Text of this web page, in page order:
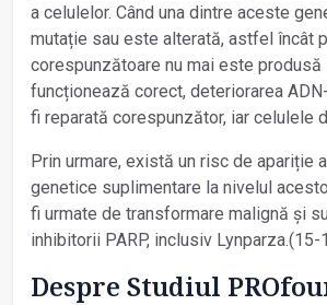
a celulelor. Când una dintre aceste
mutație sau este alterată, astfel încât
corespunzătoare nu mai este produsă
funcționează corect, deteriorarea
fi reparată corespunzător, iar celulele
Prin urmare, există un risc de apariție
genetice suplimentare la nivelul
fi urmate de transformare malignă și
inhibitorii PARP, inclusiv Lynparza.(15-
Despre Studiul